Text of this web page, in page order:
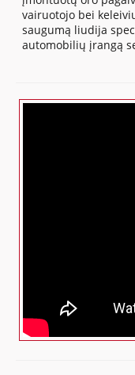
vairuotojo bei
saugumą liudija
automobilių įrangą